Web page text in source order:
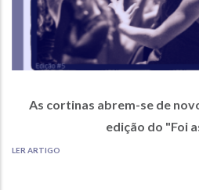
As cortinas abrem-se de
edição do "Foi
LER ARTIGO